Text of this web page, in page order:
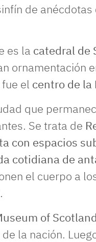
de
es la catedral de
ornamentación
el centro de la
que
Se trata de
con espacios
cotidiana de
el cuerpo a
of Scotland
la nación.